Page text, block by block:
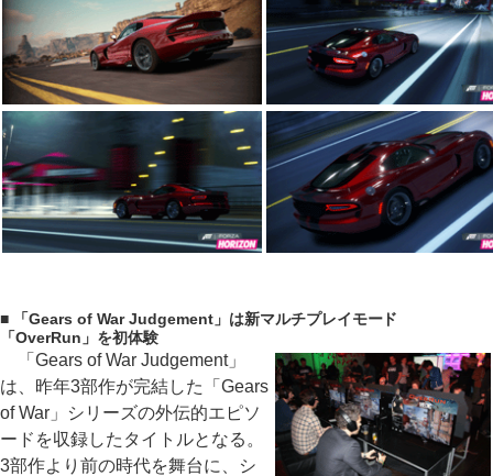
■ 「Gears of War Judgement」は新マルチプレイモード
「OverRun」を初体験
「Gears of War Judgement」
は、昨年3部作が完結した「Gears
of War」シリーズの外伝的エピソ
ードを収録したタイトルとなる。
3部作より前の時代を舞台に、シ